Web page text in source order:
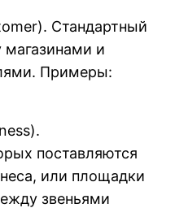
Стандартный
и
Примеры:
поставляются
или площадки
звеньями